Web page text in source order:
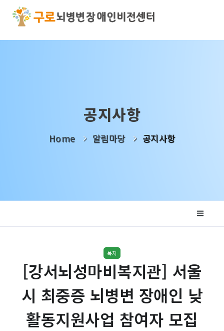
기관소개
공지사항
Home 알림마당 공지사항
복지
[강서뇌성마비복지관] 서울
시 최중증 뇌병변 장애인 낮
활동지원사업 참여자 모집